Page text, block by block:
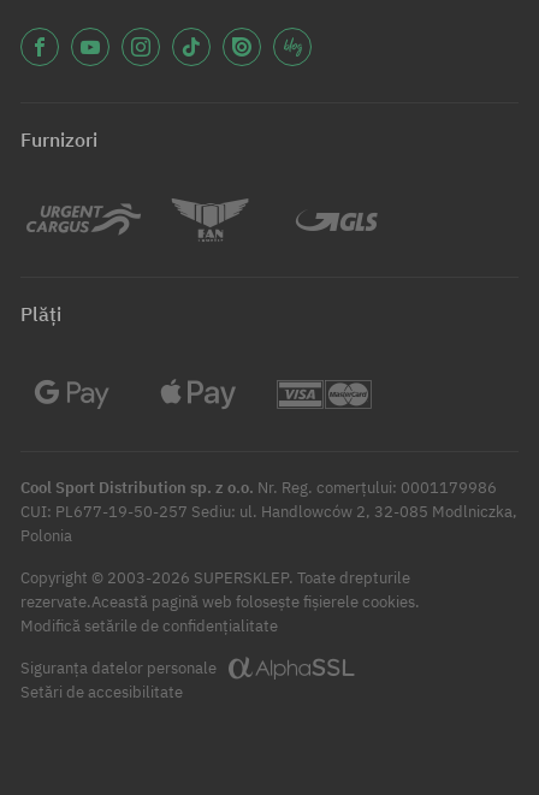
Furnizori
Plăți
Cool Sport Distribution sp. z o.o. Nr. Reg. comerțului: 0001179986
CUI: PL677-19-50-257 Sediu: ul. Handlowców 2, 32-085 Modlniczka,
Polonia
Copyright © 2003-2026 SUPERSKLEP. Toate drepturile
rezervate.Această pagină web folosește fișierele cookies.
Modifică setările de confidențialitate
Siguranța datelor personale
Setări de accesibilitate